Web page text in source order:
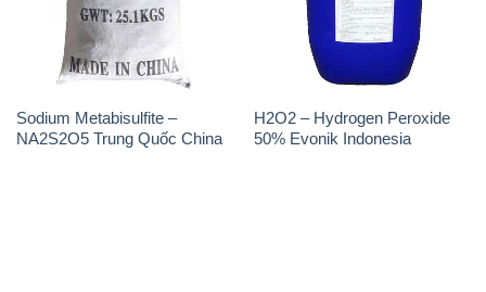
Sodium Metabisulfite –
NA2S2O5 Trung Quốc China
H2O2 – Hydrogen Peroxide
50% Evonik Indonesia